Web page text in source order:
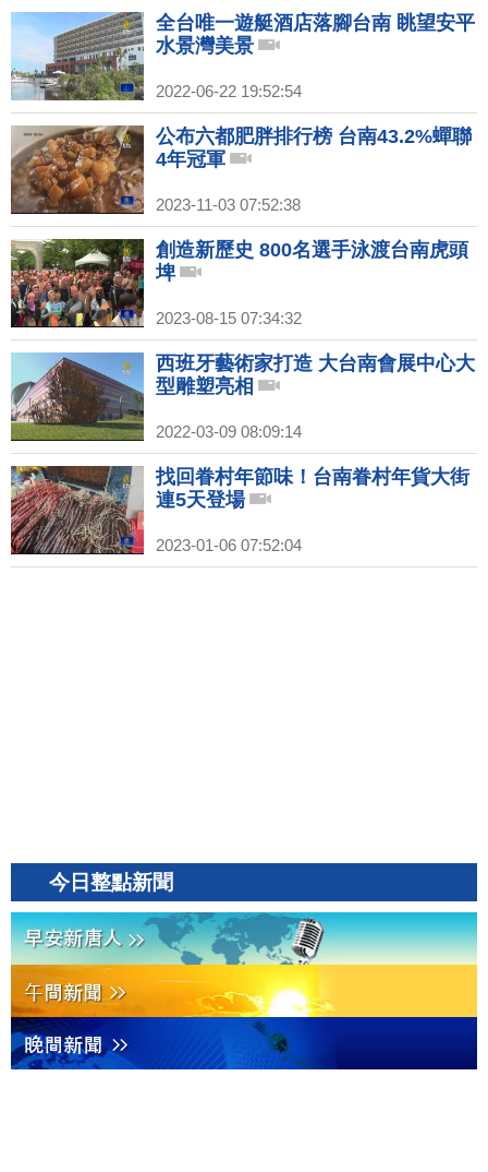
全台唯一遊艇酒店落腳台南 眺望安平
水景灣美景
2022-06-22 19:52:54
公布六都肥胖排行榜 台南43.2%蟬聯
4年冠軍
2023-11-03 07:52:38
創造新歷史 800名選手泳渡台南虎頭
埤
2023-08-15 07:34:32
西班牙藝術家打造 大台南會展中心大
型雕塑亮相
2022-03-09 08:09:14
找回眷村年節味！台南眷村年貨大街
連5天登場
2023-01-06 07:52:04
今日整點新聞